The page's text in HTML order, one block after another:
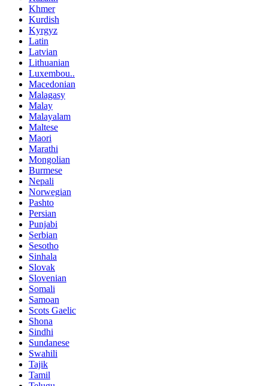
Khmer
Kurdish
Kyrgyz
Latin
Latvian
Lithuanian
Luxembou..
Macedonian
Malagasy
Malay
Malayalam
Maltese
Maori
Marathi
Mongolian
Burmese
Nepali
Norwegian
Pashto
Persian
Punjabi
Serbian
Sesotho
Sinhala
Slovak
Slovenian
Somali
Samoan
Scots Gaelic
Shona
Sindhi
Sundanese
Swahili
Tajik
Tamil